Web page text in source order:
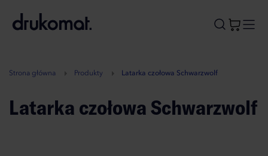
A
Strona główna Produkty Latarka czołowa Schwarzwolf
Latarka czołowa Schwarzwolf